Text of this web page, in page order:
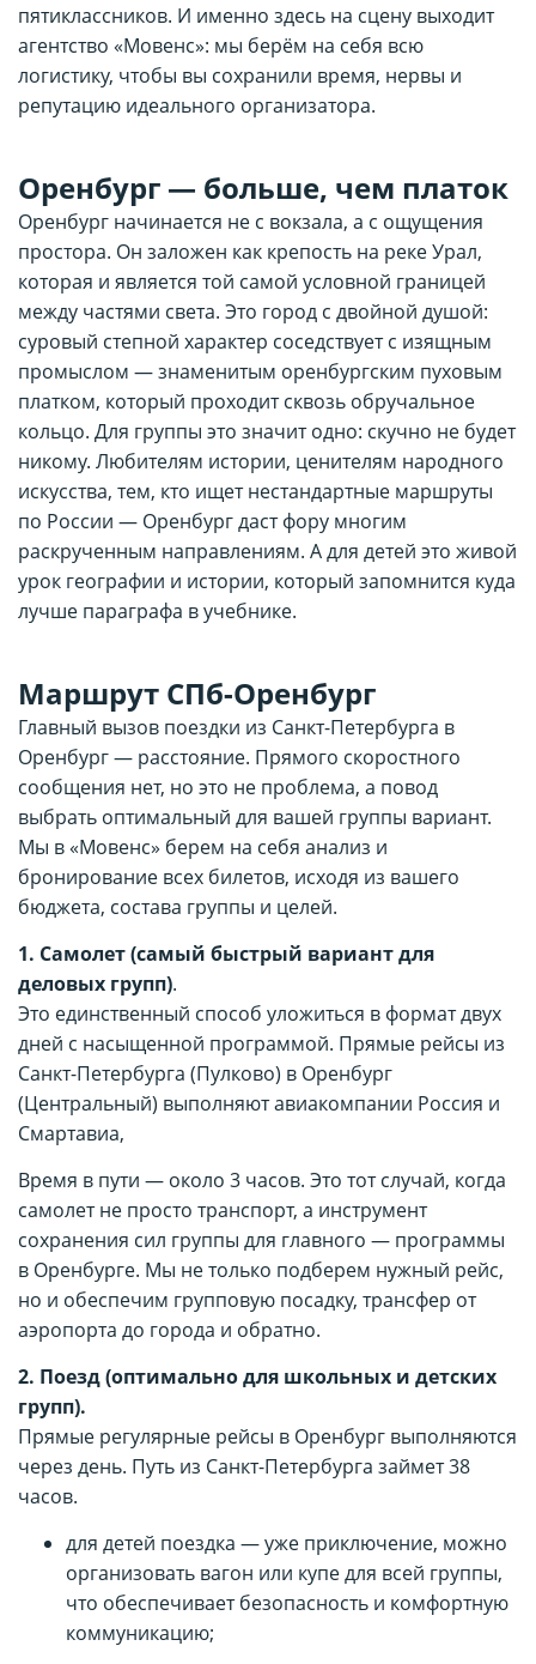
пятиклассников. И именно здесь на сцену выходит
агентство «Мовенс»: мы берём на себя всю
логистику, чтобы вы сохранили время, нервы и
репутацию идеального организатора.
Оренбург — больше, чем платок
Оренбург начинается не с вокзала, а с ощущения
простора. Он заложен как крепость на реке Урал,
которая и является той самой условной границей
между частями света. Это город с двойной душой:
суровый степной характер соседствует с изящным
промыслом — знаменитым оренбургским пуховым
платком, который проходит сквозь обручальное
кольцо. Для группы это значит одно: скучно не будет
никому. Любителям истории, ценителям народного
искусства, тем, кто ищет нестандартные маршруты
по России — Оренбург даст фору многим
раскрученным направлениям. А для детей это живой
урок географии и истории, который запомнится куда
лучше параграфа в учебнике.
Маршрут СПб-Оренбург
Главный вызов поездки из Санкт-Петербурга в
Оренбург — расстояние. Прямого скоростного
сообщения нет, но это не проблема, а повод
выбрать оптимальный для вашей группы вариант.
Мы в «Мовенс» берем на себя анализ и
бронирование всех билетов, исходя из вашего
бюджета, состава группы и целей.
1. Самолет (самый быстрый вариант для
деловых групп).
Это единственный способ уложиться в формат двух
дней с насыщенной программой. Прямые рейсы из
Санкт-Петербурга (Пулково) в Оренбург
(Центральный) выполняют авиакомпании Россия и
Смартавиа,
Время в пути — около 3 часов. Это тот случай, когда
самолет не просто транспорт, а инструмент
сохранения сил группы для главного — программы
в Оренбурге. Мы не только подберем нужный рейс,
но и обеспечим групповую посадку, трансфер от
аэропорта до города и обратно.
2. Поезд (оптимально для школьных и детских
групп).
Прямые регулярные рейсы в Оренбург выполняются
через день. Путь из Санкт-Петербурга займет 38
часов.
для детей поездка — уже приключение, можно
организовать вагон или купе для всей группы,
что обеспечивает безопасность и комфортную
коммуникацию;